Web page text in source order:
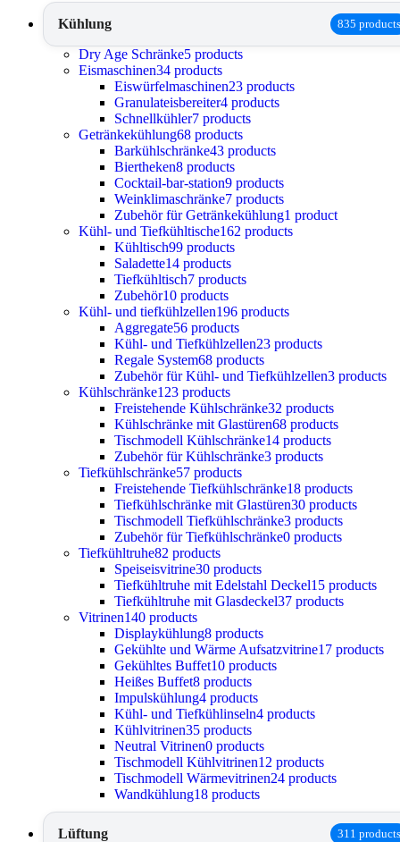
Kühlung 835 products
Dry Age Schränke5 products
Eismaschinen34 products
Eiswürfelmaschinen23 products
Granulateisbereiter4 products
Schnellkühler7 products
Getränkekühlung68 products
Barkühlschränke43 products
Biertheken8 products
Cocktail-bar-station9 products
Weinklimaschränke7 products
Zubehör für Getränkekühlung1 product
Kühl- und Tiefkühltische162 products
Kühltisch99 products
Saladette14 products
Tiefkühltisch7 products
Zubehör10 products
Kühl- und tiefkühlzellen196 products
Aggregate56 products
Kühl- und Tiefkühlzellen23 products
Regale System68 products
Zubehör für Kühl- und Tiefkühlzellen3 products
Kühlschränke123 products
Freistehende Kühlschränke32 products
Kühlschränke mit Glastüren68 products
Tischmodell Kühlschränke14 products
Zubehör für Kühlschränke3 products
Tiefkühlschränke57 products
Freistehende Tiefkühlschränke18 products
Tiefkühlschränke mit Glastüren30 products
Tischmodell Tiefkühlschränke3 products
Zubehör für Tiefkühlschränke0 products
Tiefkühltruhe82 products
Speiseisvitrine30 products
Tiefkühltruhe mit Edelstahl Deckel15 products
Tiefkühltruhe mit Glasdeckel37 products
Vitrinen140 products
Displaykühlung8 products
Gekühlte und Wärme Aufsatzvitrine17 products
Gekühltes Buffet10 products
Heißes Buffet8 products
Impulskühlung4 products
Kühl- und Tiefkühlinseln4 products
Kühlvitrinen35 products
Neutral Vitrinen0 products
Tischmodell Kühlvitrinen12 products
Tischmodell Wärmevitrinen24 products
Wandkühlung18 products
Lüftung 311 products